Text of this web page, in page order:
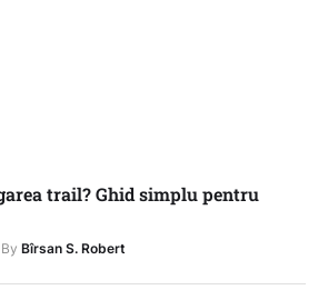
trail? Ghid simplu pentru
By Bîrsan S. Robert